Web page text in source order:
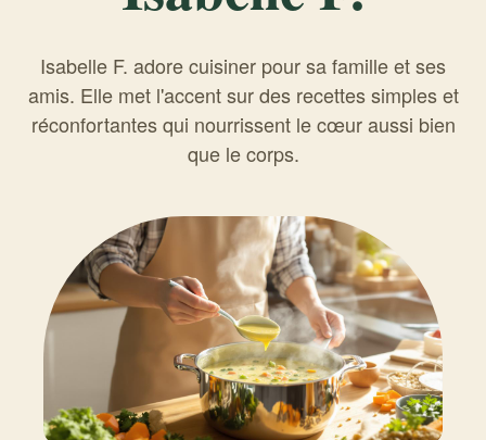
Isabelle F. adore cuisiner pour sa famille et ses
amis. Elle met l'accent sur des recettes simples et
réconfortantes qui nourrissent le cœur aussi bien
que le corps.